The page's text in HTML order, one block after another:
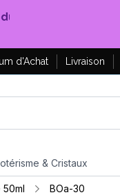
d'Achat Livraison
& Cristaux
50ml BOa-30